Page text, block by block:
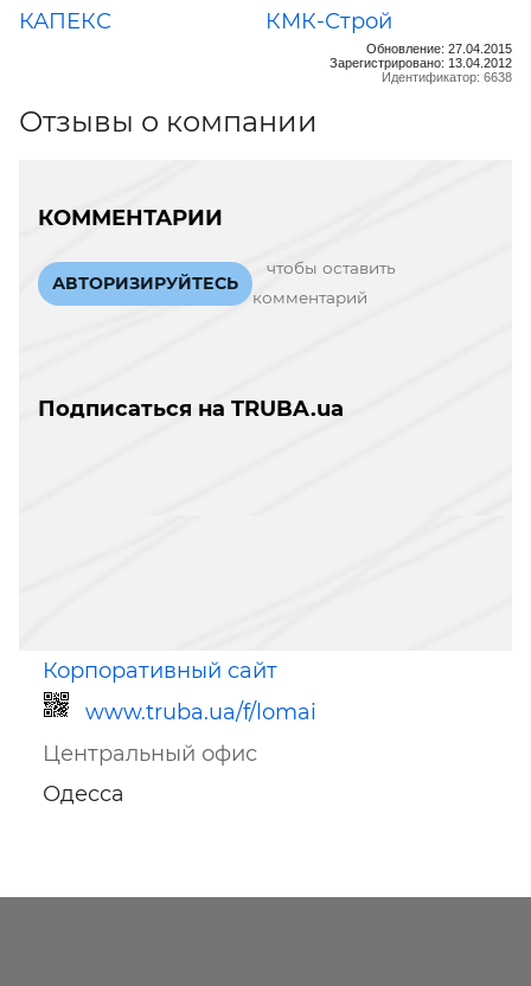
КАПЕКС
КМК-Строй
Обновление: 27.04.2015
Зарегистрировано: 13.04.2012
Идентификатор: 6638
Отзывы о компании
КОММЕНТАРИИ
АВТОРИЗИРУЙТЕСЬ
чтобы оставить
комментарий
Подписаться на TRUBA.ua
Корпоративный сайт
www.truba.ua/f/lomai
Центральный офис
Одесса